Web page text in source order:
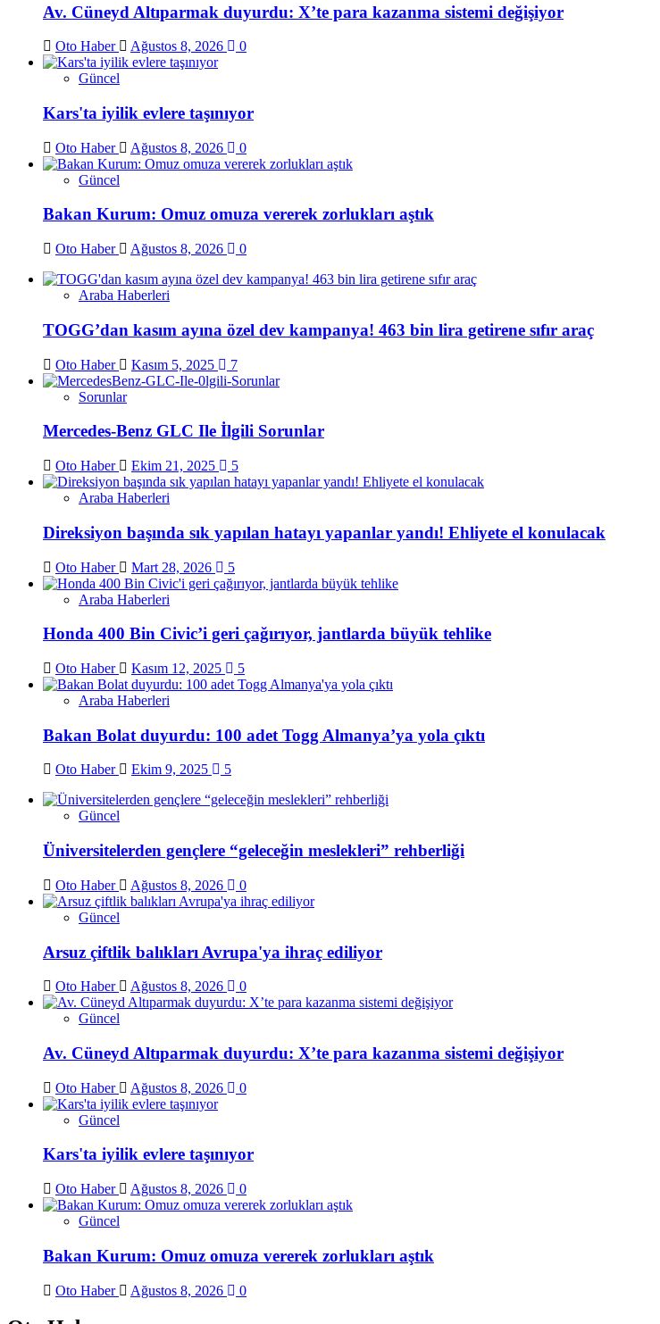
Av. Cüneyd Altıparmak duyurdu: X’te para kazanma sistemi değişiyor
Oto Haber Ağustos 8, 2026 0
Güncel
Kars'ta iyilik evlere taşınıyor
Oto Haber Ağustos 8, 2026 0
Güncel
Bakan Kurum: Omuz omuza vererek zorlukları aştık
Oto Haber Ağustos 8, 2026 0
Araba Haberleri
TOGG’dan kasım ayına özel dev kampanya! 463 bin lira getirene sıfır araç
Oto Haber Kasım 5, 2025 7
Sorunlar
Mercedes-Benz GLC Ile İlgili Sorunlar
Oto Haber Ekim 21, 2025 5
Araba Haberleri
Direksiyon başında sık yapılan hatayı yapanlar yandı! Ehliyete el konulacak
Oto Haber Mart 28, 2026 5
Araba Haberleri
Honda 400 Bin Civic’i geri çağırıyor, jantlarda büyük tehlike
Oto Haber Kasım 12, 2025 5
Araba Haberleri
Bakan Bolat duyurdu: 100 adet Togg Almanya’ya yola çıktı
Oto Haber Ekim 9, 2025 5
Güncel
Üniversitelerden gençlere “geleceğin meslekleri” rehberliği
Oto Haber Ağustos 8, 2026 0
Güncel
Arsuz çiftlik balıkları Avrupa'ya ihraç ediliyor
Oto Haber Ağustos 8, 2026 0
Güncel
Av. Cüneyd Altıparmak duyurdu: X’te para kazanma sistemi değişiyor
Oto Haber Ağustos 8, 2026 0
Güncel
Kars'ta iyilik evlere taşınıyor
Oto Haber Ağustos 8, 2026 0
Güncel
Bakan Kurum: Omuz omuza vererek zorlukları aştık
Oto Haber Ağustos 8, 2026 0